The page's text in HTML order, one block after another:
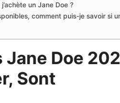
un Jane Doe ?
comment puis-je savoir si
Jane Doe
Sont